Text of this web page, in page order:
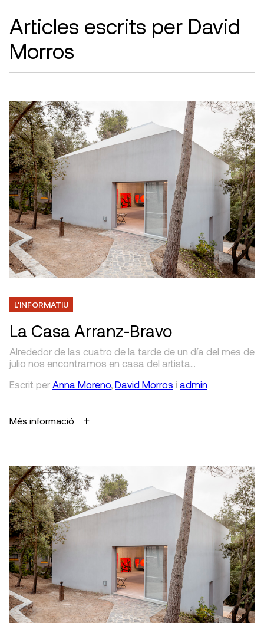
Articles escrits per David
Morros
L'INFORMATIU
La Casa Arranz-Bravo
Alrededor de las cuatro de la tarde de un día del mes de
julio nos encontramos en casa del artista…
Escrit per Anna Moreno, David Morros i admin
Més informació